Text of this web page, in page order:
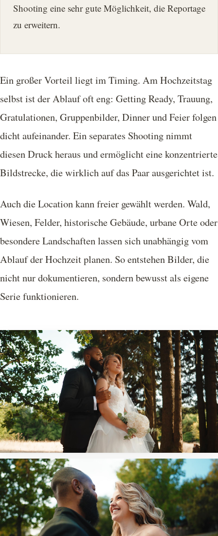
Shooting eine sehr gute Möglichkeit, die Reportage
zu erweitern.
Ein großer Vorteil liegt im Timing. Am Hochzeitstag
selbst ist der Ablauf oft eng: Getting Ready, Trauung,
Gratulationen, Gruppenbilder, Dinner und Feier folgen
dicht aufeinander. Ein separates Shooting nimmt
diesen Druck heraus und ermöglicht eine konzentrierte
Bildstrecke, die wirklich auf das Paar ausgerichtet ist.
Auch die Location kann freier gewählt werden. Wald,
Wiesen, Felder, historische Gebäude, urbane Orte oder
besondere Landschaften lassen sich unabhängig vom
Ablauf der Hochzeit planen. So entstehen Bilder, die
nicht nur dokumentieren, sondern bewusst als eigene
Serie funktionieren.